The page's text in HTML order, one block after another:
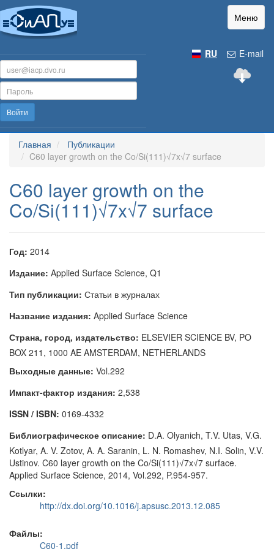
Меню
E-mail
RU
Войти
Главная
Публикации
C60 layer growth on the Co/Si(111)√7x√7 surface
C60 layer growth on the
Co/Si(111)√7x√7 surface
Год: 2014
Издание: Applied Surface Science, Q1
Тип публикации: Статьи в журналах
Название издания: Applied Surface Science
Страна, город, издательство: ELSEVIER SCIENCE BV, PO
BOX 211, 1000 AE AMSTERDAM, NETHERLANDS
Выходные данные: Vol.292
Импакт-фактор издания: 2,538
ISSN / ISBN: 0169-4332
Библиографическое описание: D.A. Olyanich, T.V. Utas, V.G.
Kotlyar, A. V. Zotov, A. A. Saranin, L. N. Romashev, N.I. Solin, V.V.
Ustinov. C60 layer growth on the Co/Si(111)√7x√7 surface.
Applied Surface Science, 2014, Vol.292, P.954-957.
Ссылки:
http://dx.doi.org/10.1016/j.apsusc.2013.12.085
Файлы:
C60-1.pdf